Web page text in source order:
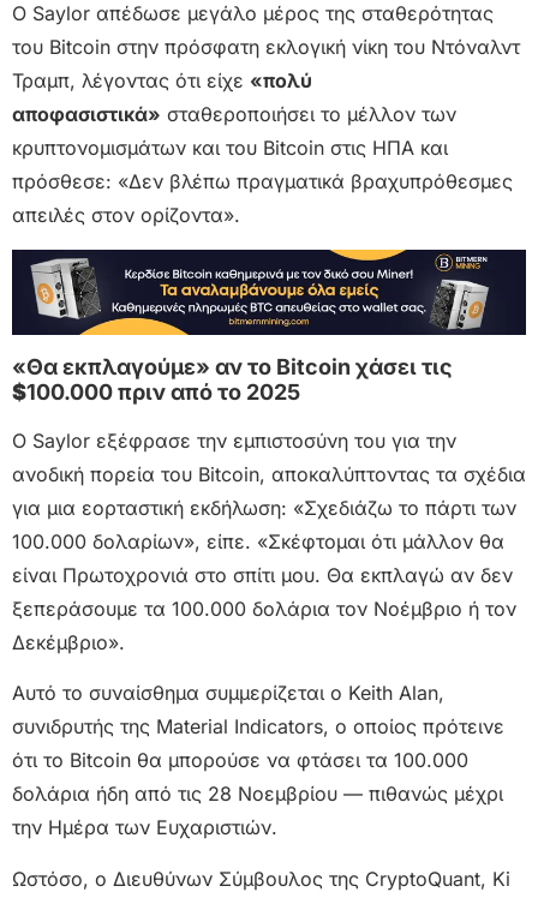
Ο Saylor απέδωσε μεγάλο μέρος της σταθερότητας
του Bitcoin στην πρόσφατη εκλογική νίκη του Ντόναλντ
Τραμπ, λέγοντας ότι είχε «πολύ
αποφασιστικά» σταθεροποιήσει το μέλλον των
κρυπτονομισμάτων και του Bitcoin στις ΗΠΑ και
πρόσθεσε: «Δεν βλέπω πραγματικά βραχυπρόθεσμες
απειλές στον ορίζοντα».
«Θα εκπλαγούμε» αν το Bitcoin χάσει τις
$100.000 πριν από το 2025
Ο Saylor εξέφρασε την εμπιστοσύνη του για την
ανοδική πορεία του Bitcoin, αποκαλύπτοντας τα σχέδια
για μια εορταστική εκδήλωση: «Σχεδιάζω το πάρτι των
100.000 δολαρίων», είπε. «Σκέφτομαι ότι μάλλον θα
είναι Πρωτοχρονιά στο σπίτι μου. Θα εκπλαγώ αν δεν
ξεπεράσουμε τα 100.000 δολάρια τον Νοέμβριο ή τον
Δεκέμβριο».
Αυτό το συναίσθημα συμμερίζεται ο Keith Alan,
συνιδρυτής της Material Indicators, ο οποίος πρότεινε
ότι το Bitcoin θα μπορούσε να φτάσει τα 100.000
δολάρια ήδη από τις 28 Νοεμβρίου — πιθανώς μέχρι
την Ημέρα των Ευχαριστιών.
Ωστόσο, ο Διευθύνων Σύμβουλος της CryptoQuant, Ki